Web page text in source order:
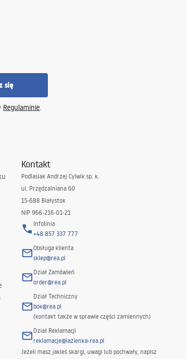
się
Regulaminie.
Kontakt
Podlasiak Andrzej Cylwik sp. k.
ul. Przędzalniana 60
15-688 Białystok
NIP 966-216-01-21
Infolinia
+48 857 337 777
Obsługa klienta
sklep@rea.pl
Dział Zamówień
order@rea.pl
Dział Techniczny
bok@rea.pl
(kontakt także w sprawie części zamiennych)
Dział Reklamacji
reklamacje@lazienka-rea.pl
Jeżeli masz jakieś skargi, uwagi lub pochwały, napisz